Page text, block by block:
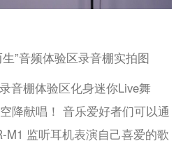
”音频体验区录音棚实拍图
音棚体验区化身迷你Live舞
降献唱！ 音乐爱好者们可以通
M1 监听耳机表演自己喜爱的歌